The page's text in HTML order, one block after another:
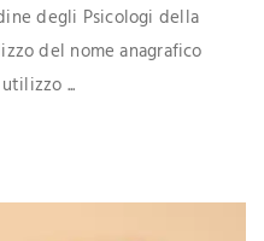
degli Psicologi della
del nome anagrafico
...